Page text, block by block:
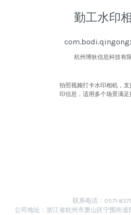
勤工水印
杭州博狄信息科技有
拍照视频打卡水印相机，
印信息，适用多个场景满足
联系电话：0571-
公司地址：浙江省杭州市萧山区宁围街